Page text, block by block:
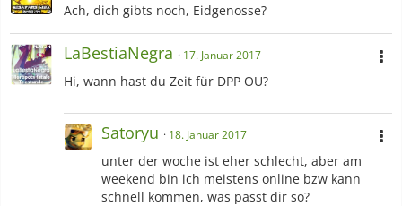
Ach, dich gibts noch, Eidgenosse?
LaBestiaNegra 17. Januar 2017
Hi, wann hast du Zeit für DPP OU?
Satoryu 18. Januar 2017
unter der woche ist eher schlecht, aber am
weekend bin ich meistens online bzw kann
schnell kommen, was passt dir so?